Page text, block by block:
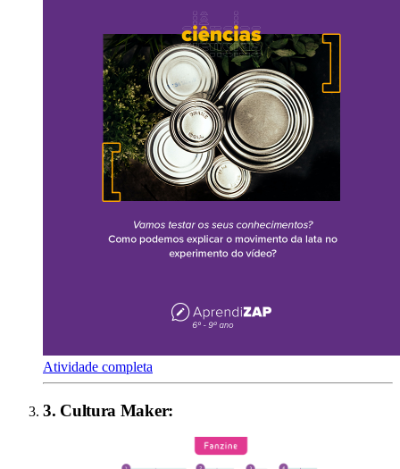
Atividade completa
3. Cultura Maker: